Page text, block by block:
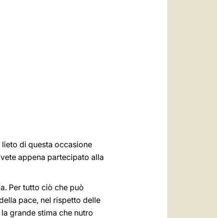
di questa occasione
appena partecipato alla
Per tutto ciò che può
pace, nel rispetto delle
grande stima che nutro